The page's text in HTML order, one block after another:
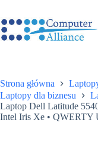
treści
Strona główna
Laptopy dla biznesu
Laptop Dell Latitude
Intel Iris Xe • QWERTY